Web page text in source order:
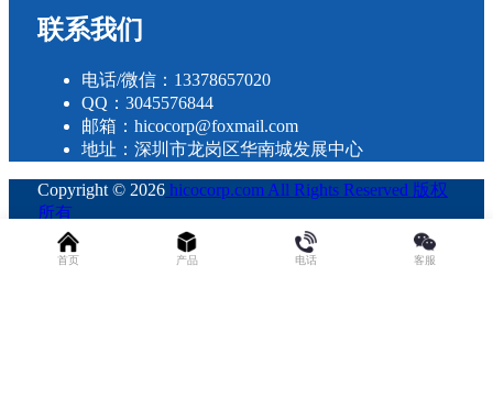
联系我们
电话/微信：13378657020
QQ：3045576844
邮箱：hicocorp@foxmail.com
地址：深圳市龙岗区华南城发展中心
Copyright © 2026hicocorp.com All Rights Reserved 版权
所有
粤ICP备2023109800号
查询 34 次，耗时 0.2697 秒
首页 产品 电话 客服